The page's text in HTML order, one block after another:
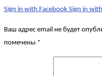
Sign in with Facebook Sign in
Ваш адрес email не будет
помечены *